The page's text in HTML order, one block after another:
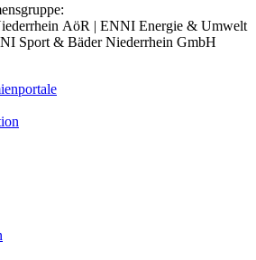
AöR | ENNI Energie & Umwelt
Sport & Bäder Niederrhein GmbH